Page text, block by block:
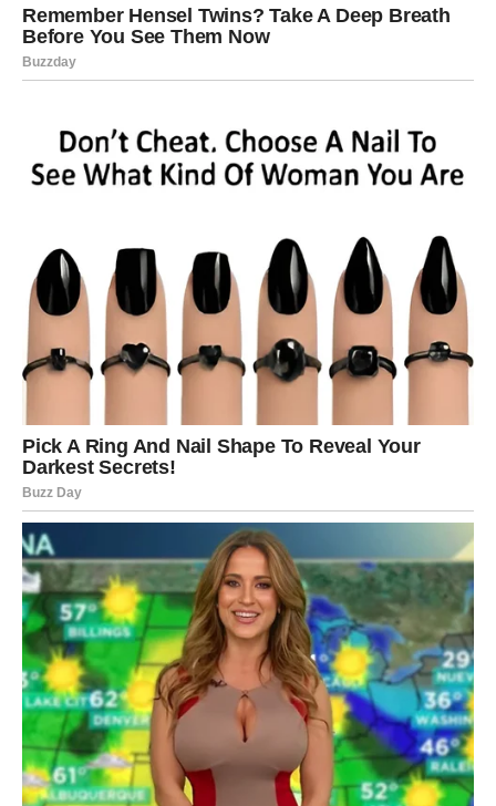
Ono što je posebno kod ove nagrade jeste da dolazi kao
odgovor na sve ono što ste prošli. Kao da univerzum
kaže: “Dobro, dosta je bilo lekcija. Sada je red na radost.”
2) Nagrada kroz karmu: povrat
dostojanstva i granica
zaslužuju. U ovom periodu nagrada nije samo u ljubavi –
nagrada je u
snazi da kažete ‘ne’
. Da se povučete. Da ne
čekate. Da ne molite. Da ne pokušavate da “spasavate”
nekoga ko ne želi da bude spašen.
Ovo je trenutak u kojem Ribe shvataju da su godinama
plan: da vas podseti da je vaša duša dragocena i da nije
dužna da se lomi da bi neko drugi bio srećan.
Zato Ribe u narednim danima osećaju jednu novu vrstu
samopouzdanja: tiho, ali nepokolebljivo. To je ona snaga
kad ne vičete, ne dokazujete se, ne pravite dramu – samo
se udaljite od onoga što vas ne poštuje. I to je nagrada.
Jer to znači da ste sazreli.
3) Posao i novac: potvrda vrednosti i
“tiho” poboljšanje
Na poslovnom planu, Ribe dobijaju nagradu kroz